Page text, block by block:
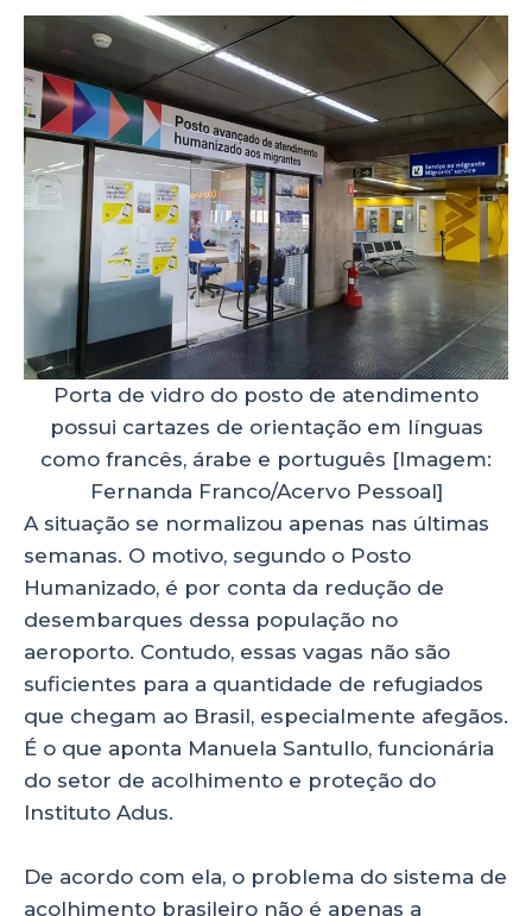
Porta de vidro do posto de atendimento
possui cartazes de orientação em línguas
como francês, árabe e português [Imagem:
Fernanda Franco/Acervo Pessoal]
A situação se normalizou apenas nas últimas
semanas. O motivo, segundo o Posto
Humanizado, é por conta da redução de
desembarques dessa população no
aeroporto. Contudo, essas vagas não são
suficientes para a quantidade de refugiados
que chegam ao Brasil, especialmente afegãos.
É o que aponta Manuela Santullo, funcionária
do setor de acolhimento e proteção do
Instituto Adus.
De acordo com ela, o problema do sistema de
acolhimento brasileiro não é apenas a